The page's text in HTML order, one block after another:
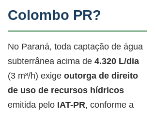
Colombo PR?
No Paraná, toda captação de água
subterrânea acima de 4.320 L/dia
(3 m³/h) exige outorga de direito
de uso de recursos hídricos
emitida pelo IAT-PR, conforme a